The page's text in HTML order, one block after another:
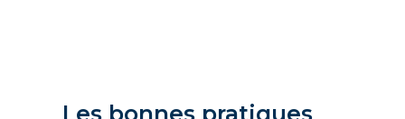
Les bonnes pratiques